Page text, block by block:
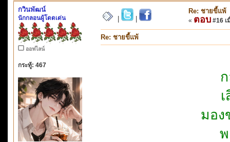
กวินพัฒน์
นักกลอนผู้โดดเด่น
ออฟไลน์
กระทู้: 467
Re: ชายขี้แพ้
« ตอบ #16 เ
Re: ชายขี้แพ้
มอง